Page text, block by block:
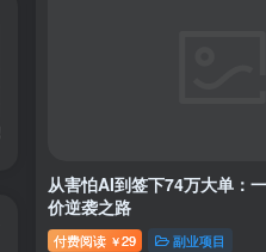
从害怕AI到签下74万大单：
价逆袭之路
付费阅读 ￥29 副业项目